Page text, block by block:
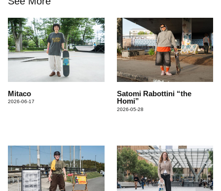
Mitaco
2026-06-17
Satomi Rabottini “the
Homi”
2026-05-28